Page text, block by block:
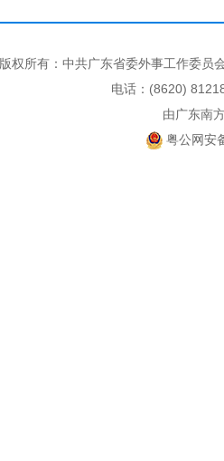
版权所有：中共广东省委外事工作委
电话：(8620)
由广东南
粤公网安